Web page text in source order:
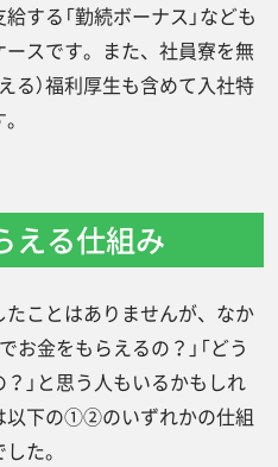
する「勤続ボーナス」なども
スです。また、社員寮を無
る）福利厚生も含めて入社特
える仕組み
ことはありませんが、なか
お金をもらえるの？」「どう
」と思う人もいるかもしれ
以下の①②のいずれかの仕組
た。